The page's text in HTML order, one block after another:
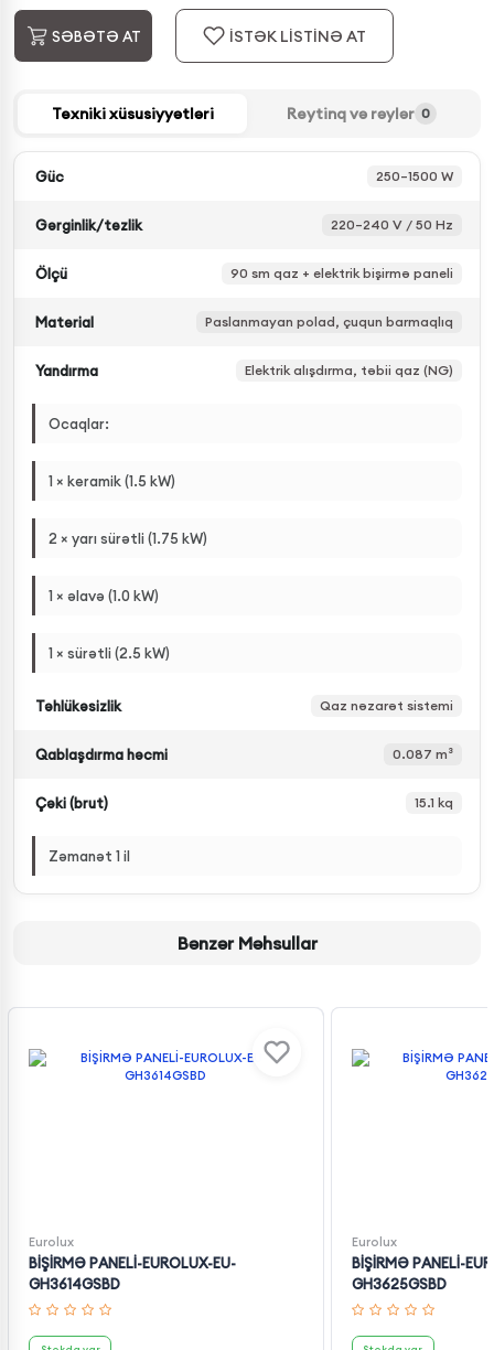
SƏBƏTƏ AT İSTƏK LİSTİNƏ AT
Texniki xüsusiyyətləri Reytinq və rəylər 0
Güc 250–1500 W
Gərginlik/tezlik 220–240 V / 50 Hz
Ölçü 90 sm qaz + elektrik bişirmə paneli
Material Paslanmayan polad, çuqun barmaqlıq
Yandırma Elektrik alışdırma, təbii qaz (NG)
Ocaqlar:
1 × keramik (1.5 kW)
2 × yarı sürətli (1.75 kW)
1 × əlavə (1.0 kW)
1 × sürətli (2.5 kW)
Təhlükəsizlik Qaz nəzarət sistemi
Qablaşdırma həcmi 0.087 m³
Çəki (brut) 15.1 kq
Zəmanət 1 il
Bənzər Məhsullar
Eurolux
BİŞİRMƏ PANELİ-EUROLUX-EU-
GH3614GSBD
Eurolux
BİŞİRMƏ PANELİ-
GH3625GSBD